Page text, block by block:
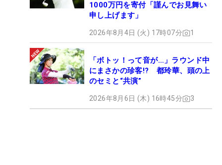
1000万円を寄付「謹んでお見舞い
申し上げます」
2026年8月4日 (火) 17時07分 1
「ボトッ！って音が…」ラウンド中
にまさかの珍客!? 都玲華、頭の上
のセミと“共演”
2026年8月6日 (木) 16時45分 3